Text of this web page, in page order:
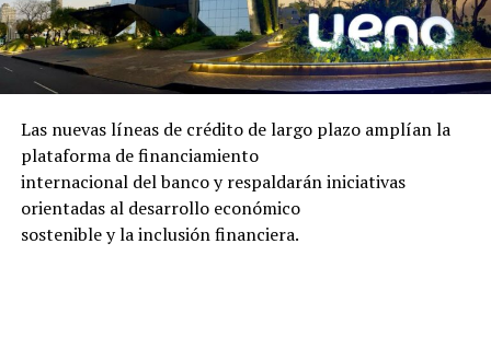
Las nuevas líneas de crédito de largo plazo amplían la
plataforma de financiamiento
internacional del banco y respaldarán iniciativas
orientadas al desarrollo económico
sostenible y la inclusión financiera.